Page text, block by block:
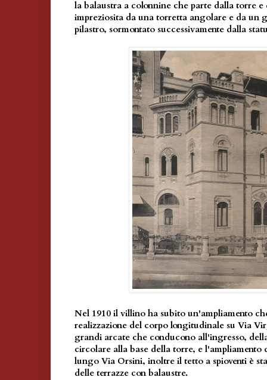
la balaustra a colonnine che parte dalla torre
impreziosita da una torretta angolare e da un
pilastro, sormontato successivamente dalla
Nel 1910 il villino ha subito un'ampliamento
realizzazione del corpo longitudinale su Via
grandi arcate che conducono all'ingresso,
circolare alla base della torre, e l'ampliamento
lungo Via Orsini, inoltre il tetto a spioventi è
delle terrazze con balaustre.